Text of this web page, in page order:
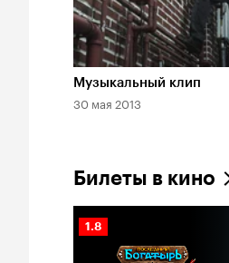
Длительность 2 мин
Музыкальный клип
30 мая 2013
Билеты в кино
Рейтинг
Кинопоиска
1.8